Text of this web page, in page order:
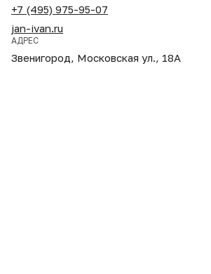
+7 (495) 975-95-07
jan-ivan.ru
АДРЕС
Звенигород, Московская ул., 18А